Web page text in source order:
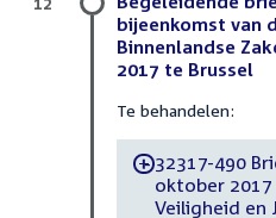
bijeenkomst van
Binnenlandse
2017 te Brussel
Te behandelen:
-32317-490
oktober 2017
Veiligheid en